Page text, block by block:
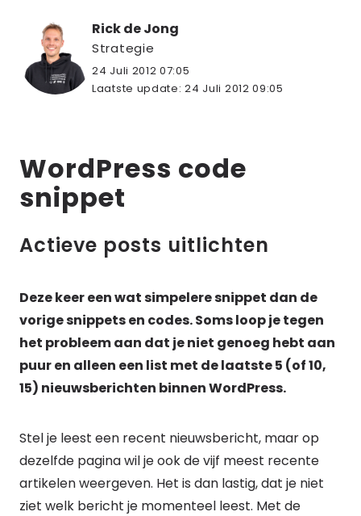
Rick de Jong
Strategie
24 Juli 2012 07:05
Laatste update:24 Juli 2012 09:05
WordPress code
snippet
Actieve posts uitlichten
Deze keer een wat simpelere snippet dan de
vorige snippets en codes. Soms loop je tegen
het probleem aan dat je niet genoeg hebt aan
puur en alleen een list met de laatste 5 (of 10,
15) nieuwsberichten binnen WordPress.
Stel je leest een recent nieuwsbericht, maar op
dezelfde pagina wil je ook de vijf meest recente
artikelen weergeven. Het is dan lastig, dat je niet
ziet welk bericht je momenteel leest. Met de